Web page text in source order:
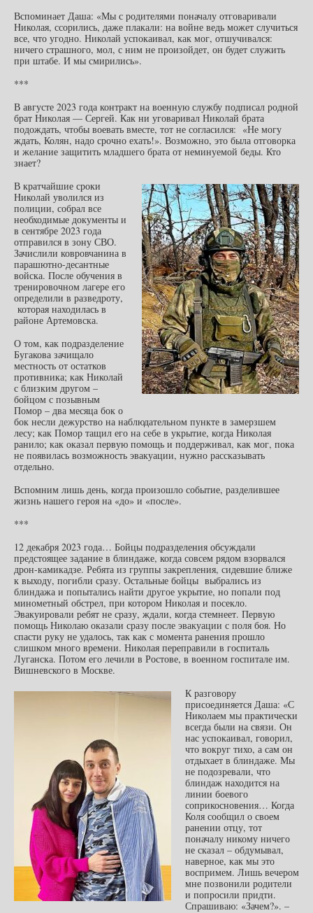
Вспоминает Даша: «Мы с родителями поначалу отговаривали
Николая, ссорились, даже плакали: на войне ведь может случиться
все, что угодно. Николай успокаивал, как мог, отшучивался:
ничего страшного, мол, с ним не произойдет, он будет служить
при штабе. И мы смирились».
***
В августе 2023 года контракт на военную службу подписал родной
брат Николая — Сергей. Как ни уговаривал Николай брата
подождать, чтобы воевать вместе, тот не согласился: «Не могу
ждать, Колян, надо срочно ехать!». Возможно, это была отговорка
и желание защитить младшего брата от неминуемой беды. Кто
знает?
В кратчайшие сроки
Николай уволился из
полиции, собрал все
необходимые документы и
в сентябре 2023 года
отправился в зону СВО.
Зачислили ковровчанина в
парашютно-десантные
войска. После обучения в
тренировочном лагере его
определили в разведроту,
которая находилась в
районе Артемовска.
О том, как подразделение
Бугакова зачищало
местность от остатков
противника; как Николай
с близким другом –
бойцом с позывным
Помор – два месяца бок о
бок несли дежурство на наблюдательном пункте в замерзшем
лесу; как Помор тащил его на себе в укрытие, когда Николая
ранило; как оказал первую помощь и поддерживал, как мог, пока
не появилась возможность эвакуации, нужно рассказывать
отдельно.
Вспомним лишь день, когда произошло событие, разделившее
жизнь нашего героя на «до» и «после».
***
12 декабря 2023 года… Бойцы подразделения обсуждали
предстоящее задание в блиндаже, когда совсем рядом взорвался
дрон-камикадзе. Ребята из группы закрепления, сидевшие ближе
к выходу, погибли сразу. Остальные бойцы выбрались из
блиндажа и попытались найти другое укрытие, но попали под
минометный обстрел, при котором Николая и посекло.
Эвакуировали ребят не сразу, ждали, когда стемнеет. Первую
помощь Николаю оказали сразу после эвакуации с поля боя. Но
спасти руку не удалось, так как с момента ранения прошло
слишком много времени. Николая переправили в госпиталь
Луганска. Потом его лечили в Ростове, в военном госпитале им.
Вишневского в Москве.
К разговору
присоединяется Даша: «С
Николаем мы практически
всегда были на связи. Он
нас успокаивал, говорил,
что вокруг тихо, а сам он
отдыхает в блиндаже. Мы
не подозревали, что
блиндаж находится на
линии боевого
соприкосновения… Когда
Коля сообщил о своем
ранении отцу, тот
поначалу никому ничего
не сказал – обдумывал,
наверное, как мы это
воспримем. Лишь вечером
мне позвонили родители
и попросили придти.
Спрашиваю: «Зачем?». –